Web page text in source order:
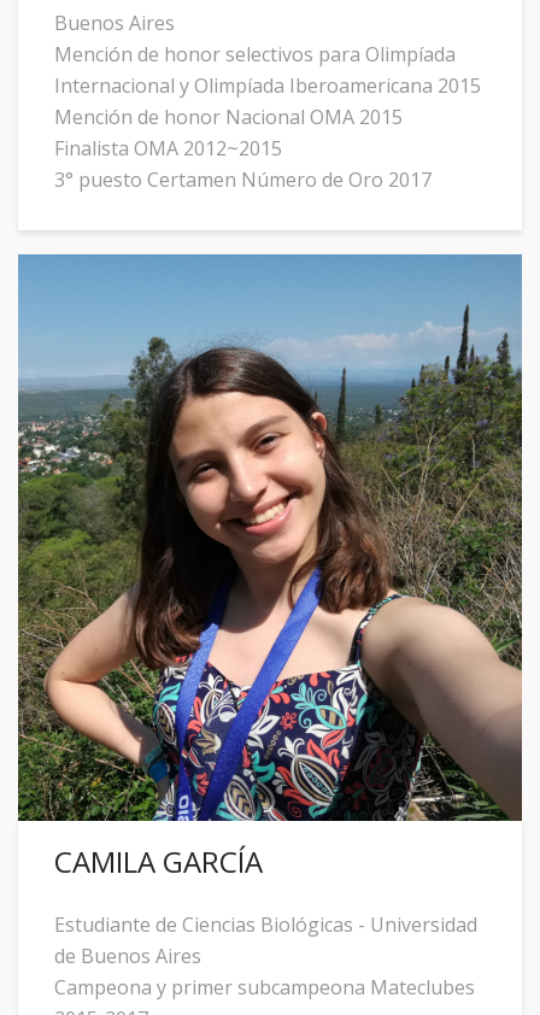
Buenos Aires
Mención de honor selectivos para Olimpíada
Internacional y Olimpíada Iberoamericana 2015
Mención de honor Nacional OMA 2015
Finalista OMA 2012~2015
3° puesto Certamen Número de Oro 2017
CAMILA GARCÍA
Estudiante de Ciencias Biológicas - Universidad
de Buenos Aires
Campeona y primer subcampeona Mateclubes